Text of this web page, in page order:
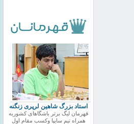
استاد بزرگ شاهین لرپری زنگنه
قهرمان لیگ برتر باشگاهای کشوربه
همراه تیم سایپا وکسب مقام اول